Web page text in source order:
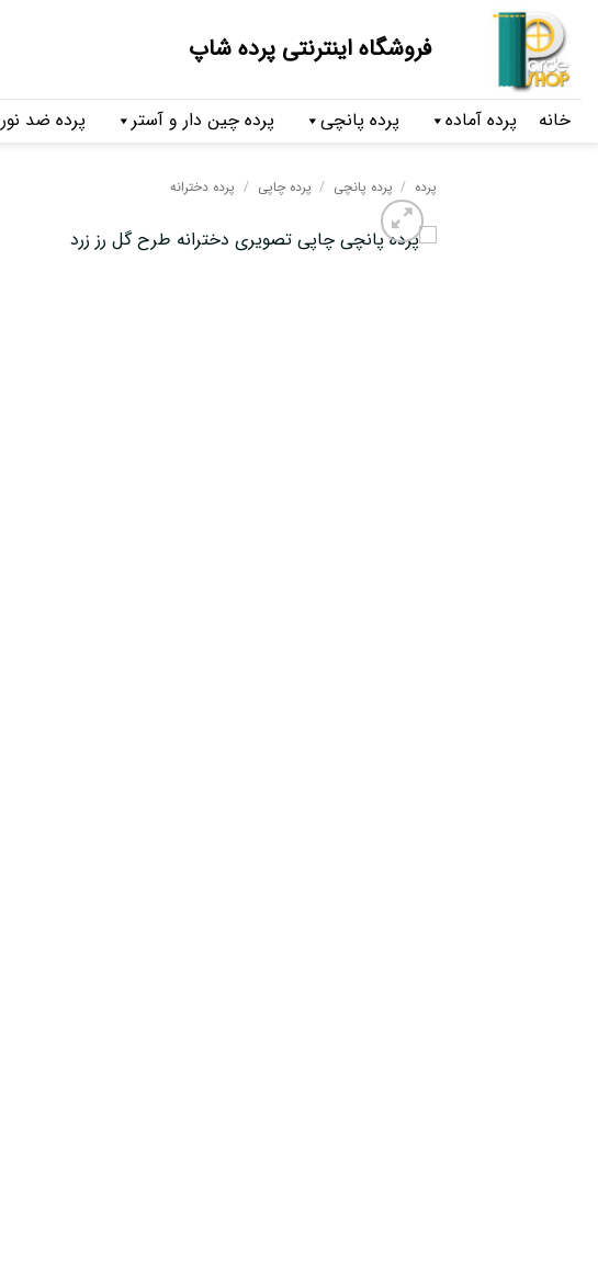
فروشگاه اینترنتی پرده شاپ
خانه پرده آماده پرده پانچی پرده چین دار و آستر پرده ضد نور
پرده / پرده پانچی / پرده چاپی / پرده دخترانه